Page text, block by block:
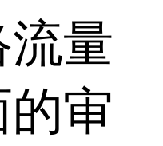
流量
审